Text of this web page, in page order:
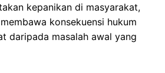
kepanikan di masyarakat,
konsekuensi hukum
daripada masalah awal yang